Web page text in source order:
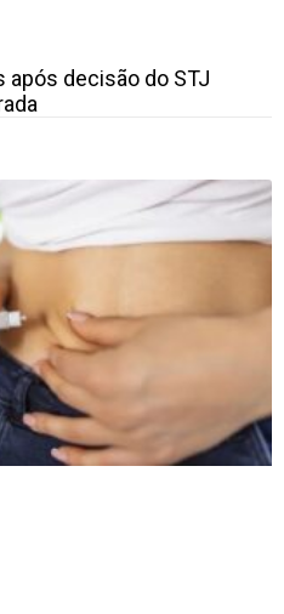
decisão do STJ